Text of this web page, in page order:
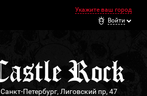
Укажите ваш город
Войти
Санкт-Петербург, Лиговский пр, 47